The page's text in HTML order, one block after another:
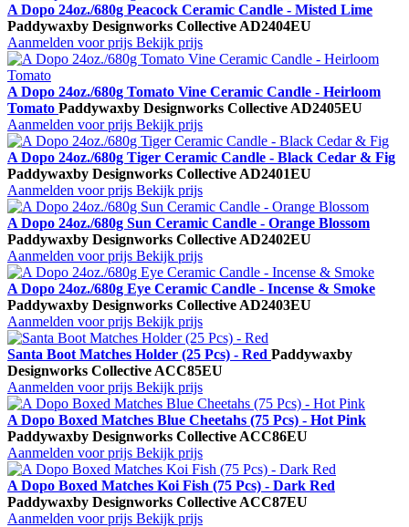
A Dopo 24oz./680g Peacock Ceramic Candle - Misted Lime
Paddywaxby Designworks Collective AD2404EU
Aanmelden voor prijs Bekijk prijs
A Dopo 24oz./680g Tomato Vine Ceramic Candle - Heirloom
Tomato Paddywaxby Designworks Collective AD2405EU
Aanmelden voor prijs Bekijk prijs
A Dopo 24oz./680g Tiger Ceramic Candle - Black Cedar & Fig
Paddywaxby Designworks Collective AD2401EU
Aanmelden voor prijs Bekijk prijs
A Dopo 24oz./680g Sun Ceramic Candle - Orange Blossom
Paddywaxby Designworks Collective AD2402EU
Aanmelden voor prijs Bekijk prijs
A Dopo 24oz./680g Eye Ceramic Candle - Incense & Smoke
Paddywaxby Designworks Collective AD2403EU
Aanmelden voor prijs Bekijk prijs
Santa Boot Matches Holder (25 Pcs) - Red Paddywaxby
Designworks Collective ACC85EU
Aanmelden voor prijs Bekijk prijs
A Dopo Boxed Matches Blue Cheetahs (75 Pcs) - Hot Pink
Paddywaxby Designworks Collective ACC86EU
Aanmelden voor prijs Bekijk prijs
A Dopo Boxed Matches Koi Fish (75 Pcs) - Dark Red
Paddywaxby Designworks Collective ACC87EU
Aanmelden voor prijs Bekijk prijs